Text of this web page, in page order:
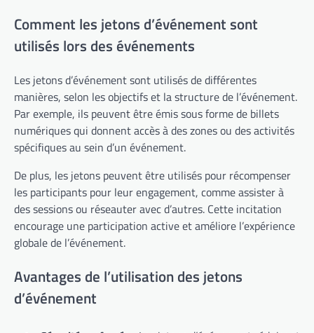
Comment les jetons d’événement sont
utilisés lors des événements
Les jetons d’événement sont utilisés de différentes
manières, selon les objectifs et la structure de l’événement.
Par exemple, ils peuvent être émis sous forme de billets
numériques qui donnent accès à des zones ou des activités
spécifiques au sein d’un événement.
De plus, les jetons peuvent être utilisés pour récompenser
les participants pour leur engagement, comme assister à
des sessions ou réseauter avec d’autres. Cette incitation
encourage une participation active et améliore l’expérience
globale de l’événement.
Avantages de l’utilisation des jetons
d’événement